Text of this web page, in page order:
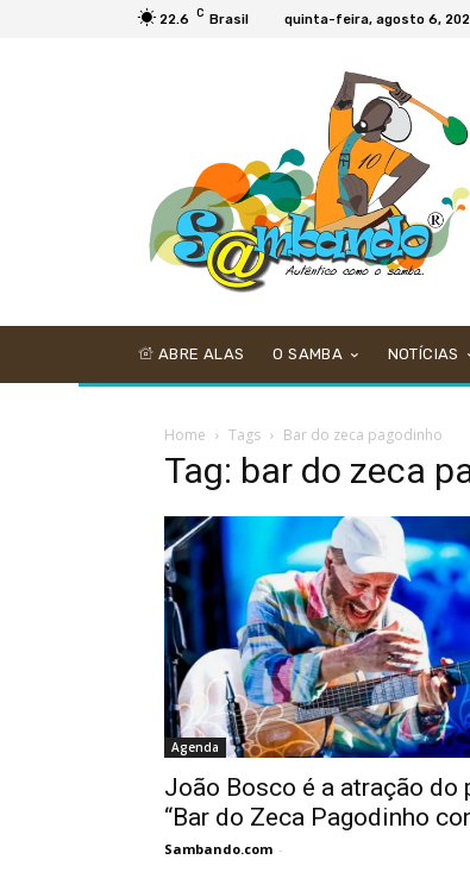
22.6 C Brasil quinta-feira, agosto 6,
ABRE ALAS O SAMBA NOTÍCIAS
Home Tags Bar do zeca pagodinho
Tag: bar do zeca
Agenda
João Bosco é a atração do
“Bar do Zeca Pagodinho
Sambando.com -